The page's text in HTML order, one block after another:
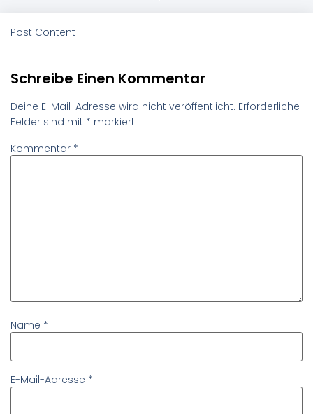
Post Content
Schreibe Einen Kommentar
Deine E-Mail-Adresse wird nicht veröffentlicht. Erforderliche
Felder sind mit * markiert
Kommentar *
Name *
E-Mail-Adresse *